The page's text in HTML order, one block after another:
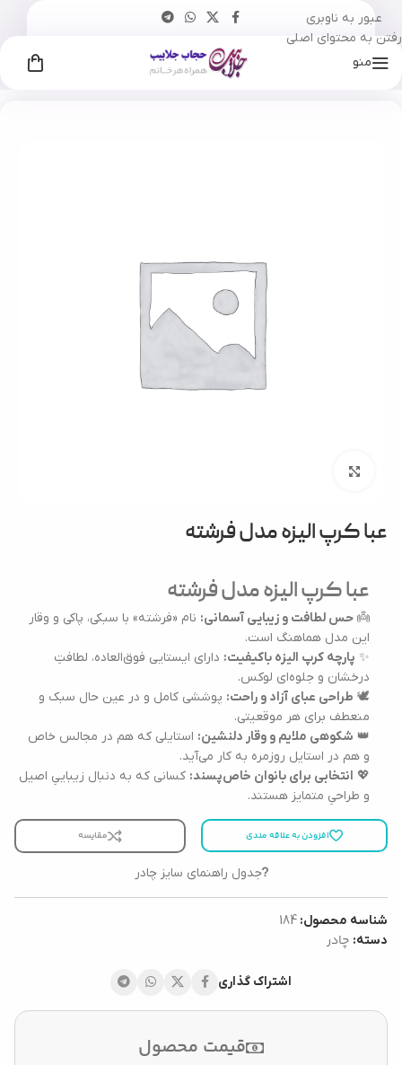
عبور به ناوبری
رفتن به محتوای اصلی
منو
عبا کرپ الیزه مدل فرشته
عبا کرپ الیزه مدل فرشته
👼 حس لطافت و زیبایی آسمانی: نام «فرشته» با سبکی، پاکی و وقار
این مدل هماهنگ است.
✨ پارچه کرپ الیزه باکیفیت: دارای ایستایی فوق‌العاده، لطافتِ
درخشان و جلوه‌ای لوکس.
🕊️ طراحی عبای آزاد و راحت: پوششی کامل و در عین حال سبک و
منعطف برای هر موقعیتی.
👑 شکوهی ملایم و وقار دلنشین: استایلی که هم در مجالس خاص
و هم در استایل روزمره به کار می‌آید.
💖 انتخابی برای بانوان خاص‌پسند: کسانی که به دنبال زیباییِ اصیل
و طراحیِ متمایز هستند.
افزودن به علاقه مندی مقایسه
جدول راهنمای سایز چادر
شناسه محصول: 184
دسته: چادر
اشتراک گذاری
قیمت محصول